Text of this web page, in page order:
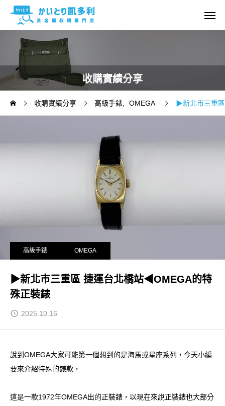
收購實績分享
收購實績分享 高級手錶 OMEGA ▶新北市三重
高級手錶 OMEGA
▶新北市三重區 捷運台北橋站◀OMEGA的特
殊正裝錶
2025.10.16
說到OMEGA大家可能第一個想到的是海馬或星座系列，今天小編
要來介紹特殊的錶款，
這是一款1972年OMEGA出的正裝錶，以現在來說正裝錶也大部分